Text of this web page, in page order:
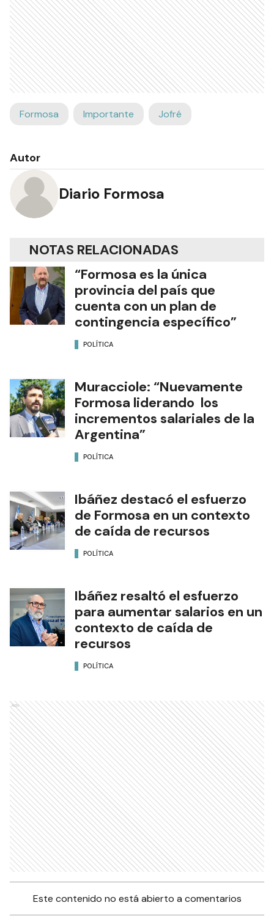
Formosa Importante Jofré
Autor
Diario Formosa
NOTAS RELACIONADAS
“Formosa es la única
provincia del país que
cuenta con un plan de
contingencia específico”
POLÍTICA
Muracciole: “Nuevamente
Formosa liderando los
incrementos salariales de la
Argentina”
POLÍTICA
Ibáñez destacó el esfuerzo
de Formosa en un contexto
de caída de recursos
POLÍTICA
Ibáñez resaltó el esfuerzo
para aumentar salarios en un
contexto de caída de
recursos
POLÍTICA
Ads
Este contenido no está abierto a comentarios